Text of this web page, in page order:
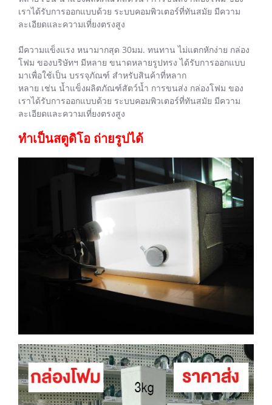
เราได้รับการออกแบบด้วย ระบบคอมพิวเตอร์ที่ทันสมัย มีความ
ละเอียดและความเที่ยงตรงสูง
มีความแข็งแรง หนามากสุด 30มม. ทนทาน ไม่แตกหักง่าย กล่อง
โฟม ของบริษัทฯ มีหลาย ขนาดหลายรูปทรง ได้รับการออกแบบ
มาเพื่อใช้เป็น บรรจุภัณฑ์ สำหรับสินค้าที่หลาก
หลาย เช่น น้ำแข็งผลิตภัณฑ์สัตว์น้ำ การขนส่ง กล่องโฟม ของ
เราได้รับการออกแบบด้วย ระบบคอมพิวเตอร์ที่ทันสมัย มีความ
ละเอียดและความเที่ยงตรงสูง
ทำเป็นสตูดิโอ ถ่ายรูปได้